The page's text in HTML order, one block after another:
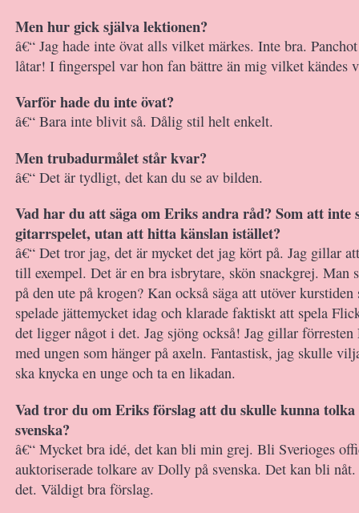
Men hur gick själva lektionen?
â€“ Jag hade inte övat alls vilket märkes. Inte bra.
låtar! I fingerspel var hon fan bättre än mig vilket kändes
Varför hade du inte övat?
â€“ Bara inte blivit så. Dålig stil helt enkelt.
Men trubadurmålet står kvar?
â€“ Det är tydligt, det kan du se av bilden.
Vad har du att säga om Eriks andra råd? Som att
gitarrspelet, utan att hitta känslan istället?
â€“ Det tror jag, det är mycket det jag kört på. Jag gillar
till exempel. Det är en bra isbrytare, skön snackgrej. Man
på den ute på krogen? Kan också säga att utöver kurstiden
spelade jättemycket idag och klarade faktiskt att spela
det ligger något i det. Jag sjöng också! Jag gillar
med ungen som hänger på axeln. Fantastisk, jag skulle
ska knycka en unge och ta en likadan.
Vad tror du om Eriks förslag att du skulle kunna
svenska?
â€“ Mycket bra idé, det kan bli min grej. Bli Sverioges
auktoriserade tolkare av Dolly på svenska. Det kan bli
det. Väldigt bra förslag.